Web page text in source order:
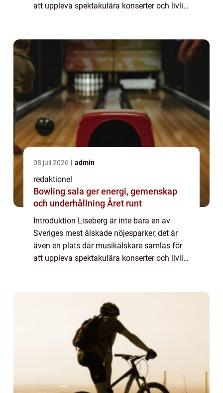
att uppleva spektakulära konserter och livlig
08 juli 2026 admin
redaktionel
Bowling sala ger energi, gemenskap
och underhållning Året runt
Introduktion Liseberg är inte bara en av
Sveriges mest älskade nöjesparker, det är
även en plats där musikälskare samlas för
att uppleva spektakulära konserter och livlig